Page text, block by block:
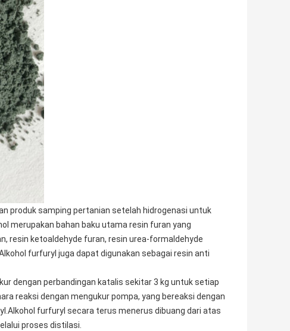
produk samping pertanian setelah hidrogenasi untuk
merupakan bahan baku utama resin furan yang
resin ketoaldehyde furan, resin urea-formaldehyde
furfuryl juga dapat digunakan sebagai resin anti
dengan perbandingan katalis sekitar 3 kg untuk setiap
reaksi dengan mengukur pompa, yang bereaksi dengan
furfuryl secara terus menerus dibuang dari atas
proses distilasi.